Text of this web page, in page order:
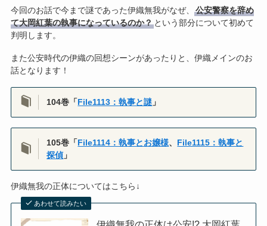
今回のお話で今まで謎であった伊織無我がなぜ、
公安警察を辞め
て大岡紅葉の執事になっているのか？という部分について初めて
判明します。
また公安時代の伊織の回想シーンがあったりと、伊織メインのお
話となります！
104巻「File1113：執事と謎 」
105巻「File1114：執事とお嬢様、 File1115：執事と
探偵」
伊織無我の正体についてはこちら↓
あわせて読みたい